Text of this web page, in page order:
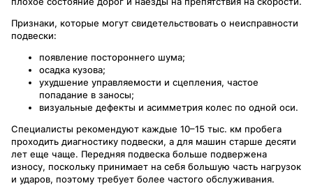
Признаки, которые могут свидетельствовать о неисправности
подвески:
появление постороннего шума;
осадка кузова;
ухудшение управляемости и сцепления, частое
попадание в заносы;
визуальные дефекты и асимметрия колес по одной оси.
Специалисты рекомендуют каждые 10–15 тыс. км пробега
проходить диагностику подвески, а для машин старше десяти
лет еще чаще. Передняя подвеска больше подвержена
износу, поскольку принимает на себя большую часть нагрузок
и ударов, поэтому требует более частого обслуживания.